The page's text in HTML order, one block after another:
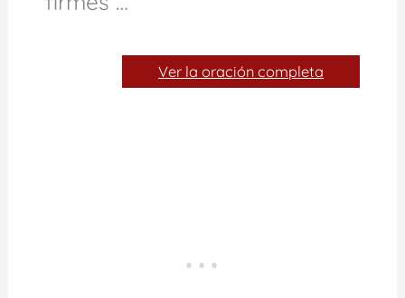
Ver la oración completa